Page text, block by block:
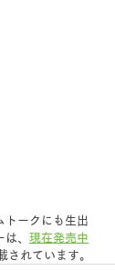
トークにも生出
、 現在発売中
されています。